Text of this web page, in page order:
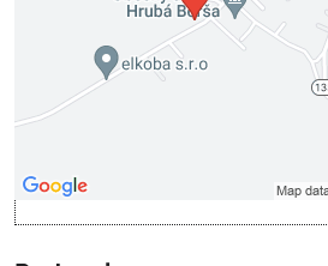
Povoliť tentokrát
Povoliť a zapamätať - súhlas s